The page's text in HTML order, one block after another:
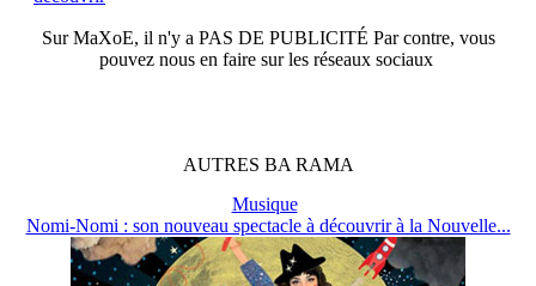
SurMaXoE, il n'y a PAS DE PUBLICITÉ Par contre, vous
pouvez nous en faire sur les réseaux sociaux
AUTRES BA RAMA
Musique
Nomi-Nomi : son nouveau spectacle à découvrir à la Nouvelle...